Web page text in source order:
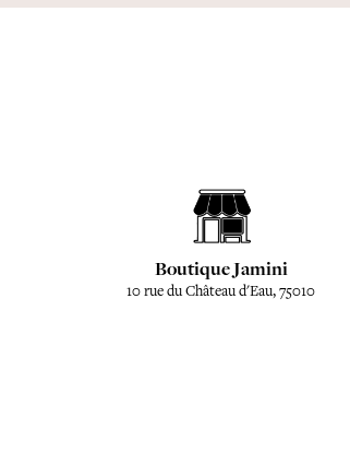
Boutique Jamini
10 rue du Château d'Eau, 75010